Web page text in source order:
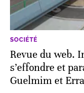
SOCIÉTÉ
Revue du web.
s’effondre et
Guelmim et